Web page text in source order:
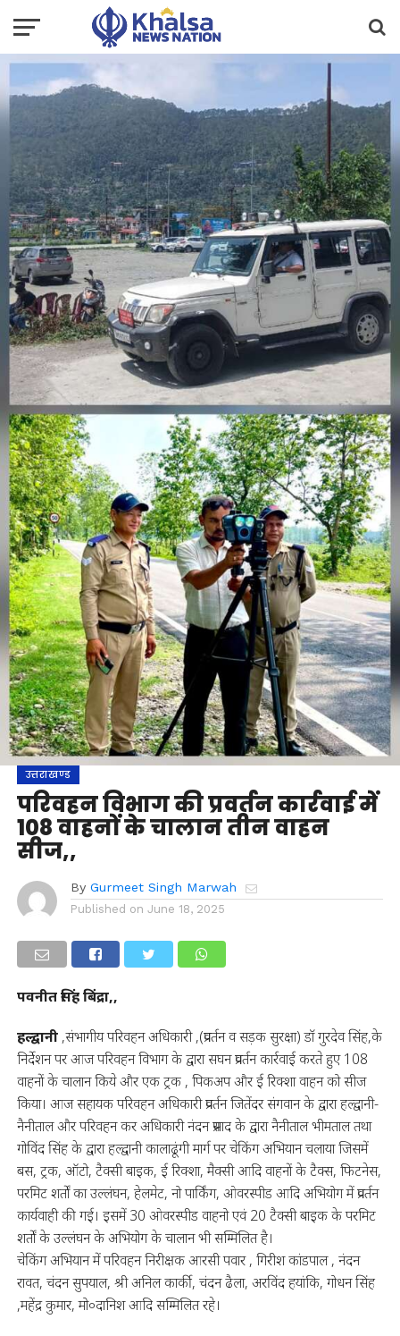
उत्तराखण्ड
परिवहन विभाग की प्रवर्तन कार्रवाई में
108 वाहनों के चालान तीन वाहन
सीज,,
By Gurmeet Singh Marwah
Published on June 18, 2025
पवनीत सिंह बिंद्रा,,
हल्द्वानी,संभागीय परिवहन अधिकारी ,(प्रवर्तन व सड़क सुरक्षा) डॉ गुरदेव सिंह,के
निर्देशन पर आज परिवहन विभाग के द्वारा सघन प्रवर्तन कार्रवाई करते हुए 108
वाहनों के चालान किये और एक ट्रक , पिकअप और ई रिक्शा वाहन को सीज
किया। आज सहायक परिवहन अधिकारी प्रवर्तन जितेंदर संगवान के द्वारा हल्द्वानी-
नैनीताल और परिवहन कर अधिकारी नंदन प्रसाद के द्वारा नैनीताल भीमताल तथा
गोविंद सिंह के द्वारा हल्द्वानी कालाढूंगी मार्ग पर चेकिंग अभियान चलाया जिसमें
बस, ट्रक, ऑटो, टैक्सी बाइक, ई रिक्शा, मैक्सी आदि वाहनों के टैक्स, फिटनेस,
परमिट शर्तों का उल्लंघन, हेलमेट, नो पार्किंग, ओवरस्पीड आदि अभियोग में प्रवर्तन
कार्यवाही की गई। इसमें 30 ओवरस्पीड वाहनो एवं 20 टैक्सी बाइक के परमिट
शर्तों के उल्लंघन के अभियोग के चालान भी सम्मिलित है।
चेकिंग अभियान में परिवहन निरीक्षक आरसी पवार , गिरीश कांडपाल , नंदन
रावत, चंदन सुपयाल, श्री अनिल कार्की, चंदन ढैला, अरविंद हयांकि, गोधन सिंह
,महेंद्र कुमार, मो०दानिश आदि सम्मिलित रहे।